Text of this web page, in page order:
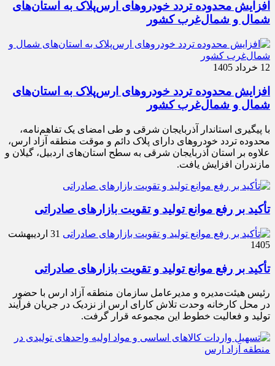
افزایش محدوده تردد خودروهای ارس‌پلاک به استان‌های
شمال و شمال‌غرب کشور
12 خرداد 1405
افزایش محدوده تردد خودروهای ارس‌پلاک به استان‌های
شمال و شمال‌غرب کشور
با پیگیری استاندار آذربایجان شرقی و طی امضای یک تفاهم‌نامه،
محدوده تردد خودروهای دارای پلاک دائم و موقت منطقه آزاد ارس،
علاوه بر استان آذربایجان شرقی به سطح استان‌های اردبیل، گیلان و
مازندران افزایش یافت.
تأکید بر رفع موانع تولید و تقویت بازارهای صادراتی
31 اردیبهشت
1405
تأکید بر رفع موانع تولید و تقویت بازارهای صادراتی
رئیس هیئت‌مدیره و مدیرعامل سازمان منطقه آزاد ارس با حضور
در محل کارخانه وحدت تلاش کارای ارس از نزدیک در جریان فرآیند
تولید و فعالیت خطوط این مجموعه قرار گرفت.